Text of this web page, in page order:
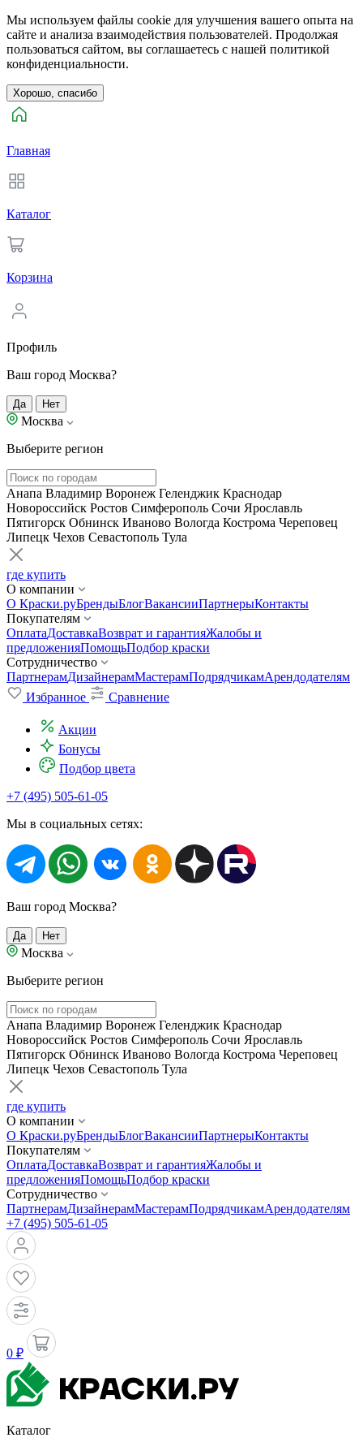
Мы используем файлы cookie для улучшения вашего опыта на
сайте и анализа взаимодействия пользователей. Продолжая
пользоваться сайтом, вы соглашаетесь с нашей политикой
конфиденциальности.
Хорошо, спасибо
Главная
Каталог
Корзина
Профиль
Ваш город Москва?
Да Нет
Москва
Выберите регион
Анапа Владимир Воронеж Геленджик Краснодар
Новороссийск Ростов Симферополь Сочи Ярославль
Пятигорск Обнинск Иваново Вологда Кострома Череповец
Липецк Чехов Севастополь Тула
где купить
О компании
О Краски.руБрендыБлогВакансииПартнерыКонтакты
Покупателям
ОплатаДоставкаВозврат и гарантияЖалобы и
предложенияПомощьПодбор краски
Сотрудничество
ПартнерамДизайнерамМастерамПодрядчикамАрендодателям
Избранное
Сравнение
Акции
Бонусы
Подбор цвета
+7 (495) 505-61-05
Мы в социальных сетях:
Ваш город Москва?
Да Нет
Москва
Выберите регион
Анапа Владимир Воронеж Геленджик Краснодар
Новороссийск Ростов Симферополь Сочи Ярославль
Пятигорск Обнинск Иваново Вологда Кострома Череповец
Липецк Чехов Севастополь Тула
где купить
О компании
О Краски.руБрендыБлогВакансииПартнерыКонтакты
Покупателям
ОплатаДоставкаВозврат и гарантияЖалобы и
предложенияПомощьПодбор краски
Сотрудничество
ПартнерамДизайнерамМастерамПодрядчикамАрендодателям
+7 (495) 505-61-05
0 ₽
Каталог